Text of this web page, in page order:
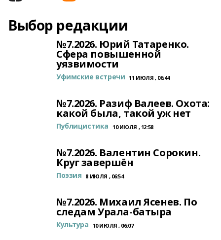
Выбор редакции
№7.2026. Юрий Татаренко.
Сфера повышенной
уязвимости
Уфимские встречи 11 ИЮЛЯ , 06:44
№7.2026. Разиф Валеев. Охота:
какой была, такой уж нет
Публицистика 10 ИЮЛЯ , 12:58
№7.2026. Валентин Сорокин.
Круг завершён
Поэзия 8 ИЮЛЯ , 06:54
№7.2026. Михаил Ясенев. По
следам Урала-батыра
Культура 10 ИЮЛЯ , 06:07